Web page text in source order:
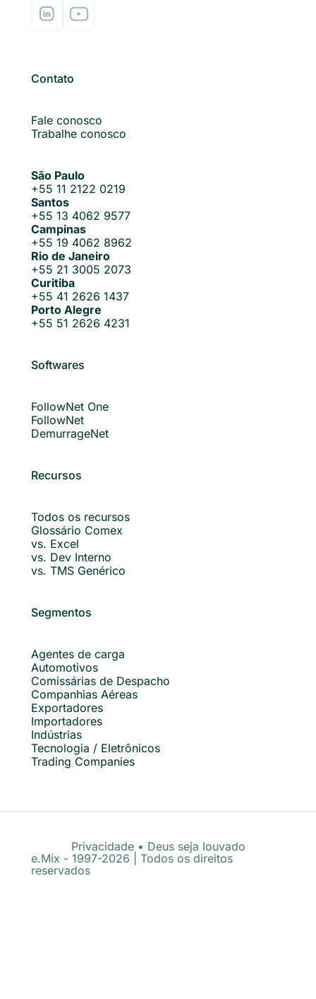
Contato
Fale conosco
Trabalhe conosco
São Paulo
+55 11 2122 0219
Santos
+55 13 4062 9577
Campinas
+55 19 4062 8962
Rio de Janeiro
+55 21 3005 2073
Curitiba
+55 41 2626 1437
Porto Alegre
+55 51 2626 4231
Softwares
FollowNet One
FollowNet
DemurrageNet
Recursos
Todos os recursos
Glossário Comex
vs. Excel
vs. Dev Interno
vs. TMS Genérico
Segmentos
Agentes de carga
Automotivos
Comissárias de Despacho
Companhias Aéreas
Exportadores
Importadores
Indústrias
Tecnologia / Eletrônicos
Trading Companies
Privacidade • Deus seja louvado
e.Mix - 1997-2026 | Todos os direitos
reservados